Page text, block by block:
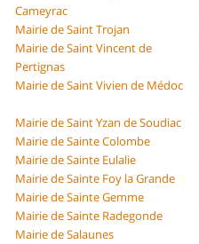
Cameyrac
Mairie de Saint Trojan
Mairie de Saint Vincent de
Pertignas
Mairie de Saint Vivien de Médoc
Mairie de Saint Yzan de Soudiac
Mairie de Sainte Colombe
Mairie de Sainte Eulalie
Mairie de Sainte Foy la Grande
Mairie de Sainte Gemme
Mairie de Sainte Radegonde
Mairie de Salaunes